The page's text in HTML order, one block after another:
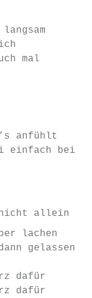
mal
anfühlt
einfach bei
nicht allein
lachen
gelassen
dafür
dafür